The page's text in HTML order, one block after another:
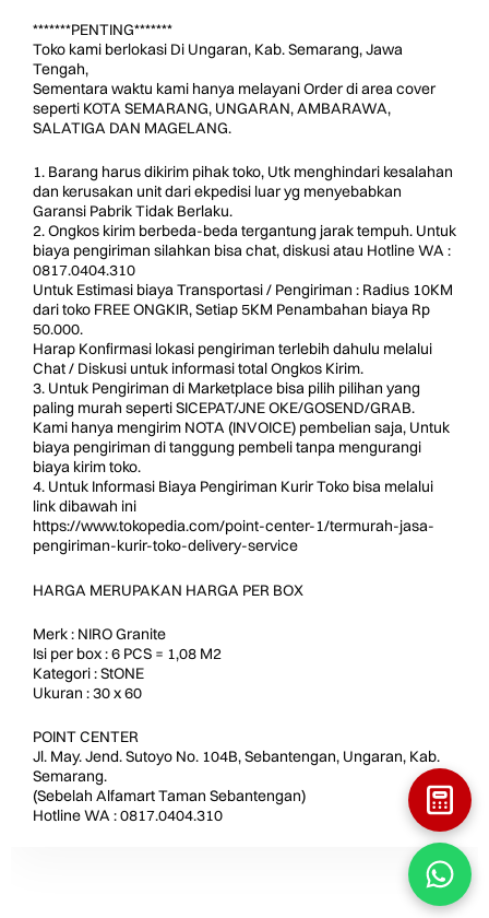
*******PENTING*******
Toko kami berlokasi Di Ungaran, Kab. Semarang, Jawa
Tengah,
Sementara waktu kami hanya melayani Order di area cover
seperti KOTA SEMARANG, UNGARAN, AMBARAWA,
SALATIGA DAN MAGELANG.
1. Barang harus dikirim pihak toko, Utk menghindari kesalahan
dan kerusakan unit dari ekpedisi luar yg menyebabkan
Garansi Pabrik Tidak Berlaku.
2. Ongkos kirim berbeda-beda tergantung jarak tempuh. Untuk
biaya pengiriman silahkan bisa chat, diskusi atau Hotline WA :
0817.0404.310
Untuk Estimasi biaya Transportasi / Pengiriman : Radius 10KM
dari toko FREE ONGKIR, Setiap 5KM Penambahan biaya Rp
50.000.
Harap Konfirmasi lokasi pengiriman terlebih dahulu melalui
Chat / Diskusi untuk informasi total Ongkos Kirim.
3. Untuk Pengiriman di Marketplace bisa pilih pilihan yang
paling murah seperti SICEPAT/JNE OKE/GOSEND/GRAB.
Kami hanya mengirim NOTA (INVOICE) pembelian saja, Untuk
biaya pengiriman di tanggung pembeli tanpa mengurangi
biaya kirim toko.
4. Untuk Informasi Biaya Pengiriman Kurir Toko bisa melalui
link dibawah ini
https://www.tokopedia.com/point-center-1/termurah-jasa-
pengiriman-kurir-toko-delivery-service
HARGA MERUPAKAN HARGA PER BOX
Merk : NIRO Granite
Isi per box : 6 PCS = 1,08 M2
Kategori : StONE
Ukuran : 30 x 60
POINT CENTER
Jl. May. Jend. Sutoyo No. 104B, Sebantengan, Ungaran, Kab.
Semarang.
(Sebelah Alfamart Taman Sebantengan)
Hotline WA : 0817.0404.310